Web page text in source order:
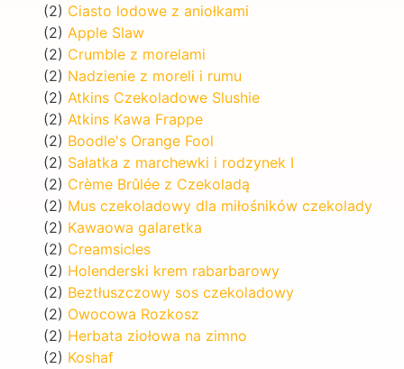
(2) Ciasto lodowe z aniołkami
(2) Apple Slaw
(2) Crumble z morelami
(2) Nadzienie z moreli i rumu
(2) Atkins Czekoladowe Slushie
(2) Atkins Kawa Frappe
(2) Boodle's Orange Fool
(2) Sałatka z marchewki i rodzynek I
(2) Crème Brûlée z Czekoladą
(2) Mus czekoladowy dla miłośników czekolady
(2) Kawaowa galaretka
(2) Creamsicles
(2) Holenderski krem rabarbarowy
(2) Beztłuszczowy sos czekoladowy
(2) Owocowa Rozkosz
(2) Herbata ziołowa na zimno
(2) Koshaf